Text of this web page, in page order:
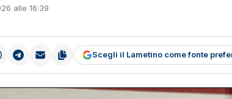
alle 16:39
Scegli il Lametino come fonte